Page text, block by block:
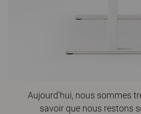
Aujourd'hui, nous sommes
savoir que nous restons